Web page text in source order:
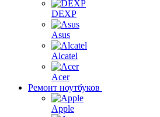
DEXP
Asus
Alcatel
Acer
Ремонт ноутбуков
Apple